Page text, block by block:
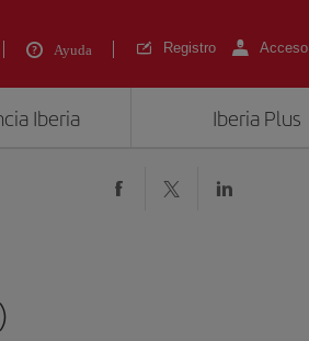
Ayuda Registro Acceso
Iberia Iberia Plus